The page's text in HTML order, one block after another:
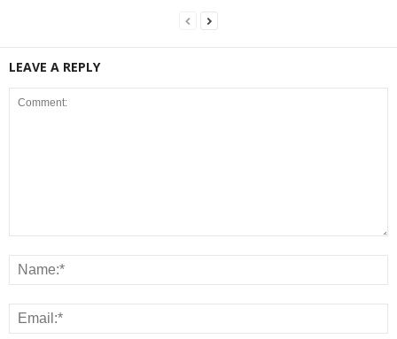
LEAVE A REPLY